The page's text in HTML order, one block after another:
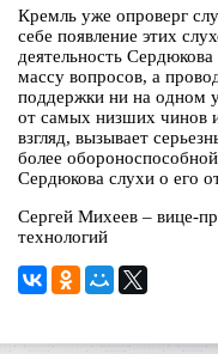
Кремль уже опроверг
себе появление этих
деятельность
массу вопросов, а
поддержки ни на одном
от самых низших чинов
взгляд, вызывает
более
Сердюкова слухи о его
Сергей Михеев – вице-
технологий